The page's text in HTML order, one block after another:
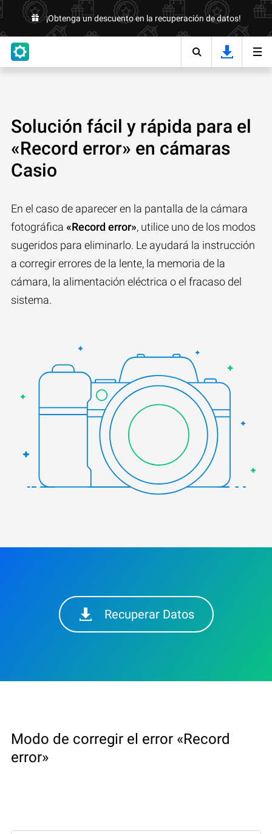
¡Obtenga un descuento en la recuperación de datos!
Solución fácil y rápida para el
«Record error» en cámaras
Casio
En el caso de aparecer en la pantalla de la cámara
fotográfica «Record error», utilice uno de los modos
sugeridos para eliminarlo. Le ayudará la instrucción
a corregir errores de la lente, la memoria de la
cámara, la alimentación eléctrica o el fracaso del
sistema.
Recuperar Datos
Modo de corregir el error «Record
error»